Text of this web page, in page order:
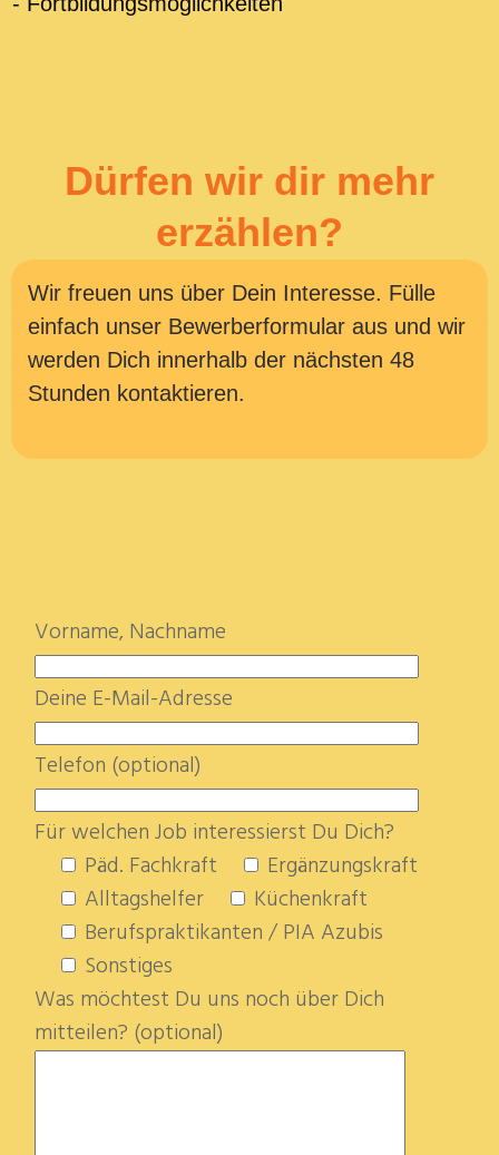
Dürfen wir dir mehr
erzählen?
Wir freuen uns über Dein Interesse. Fülle
einfach unser Bewerberformular aus und wir
werden Dich innerhalb der nächsten 48
Stunden kontaktieren.
Vorname, Nachname
Deine E-Mail-Adresse
Telefon (optional)
Für welchen Job interessierst Du Dich?
Päd. Fachkraft
Ergänzungskraft
Alltagshelfer
Küchenkraft
Berufspraktikanten / PIA Azubis
Sonstiges
Was möchtest Du uns noch über Dich
mitteilen? (optional)